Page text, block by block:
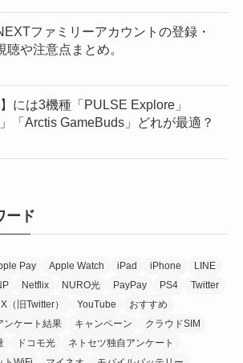
ファミリーアカウントの登録・
や注意点まとめ。
には3機種「PULSE Explore」
「Arctis GameBuds」どれが最適？
ード
Pay Apple Watch iPad iPhone
LINE
Netflix NURO光 PayPay PS4
Twitter
X（旧Twitter） YouTube
おすすめ
ンケート結果 キャンペーン
クラウドSIM
ドコモ光
ネトセツ独自アンケート